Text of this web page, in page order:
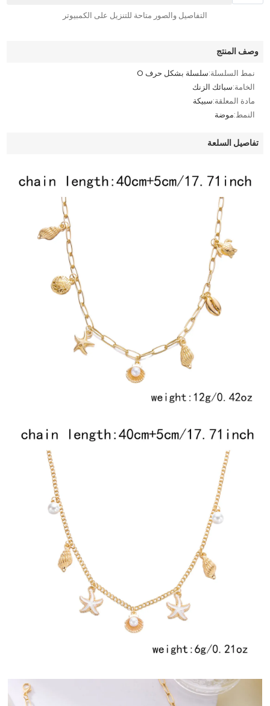
التفاصيل والصور متاحة للتنزيل على الكمبيوتر
وصف المنتج
نمط السلسلة:سلسلة بشكل حرف O
الخامة:سبائك الزنك
مادة المعلقة:سبيكة
النمط:موضة
تفاصيل السلعة